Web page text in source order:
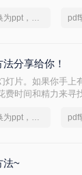
怎么将pdf转换成换为ppt，分享一种简单的方法
分享给你！
灯片。如果你手上
时间和精力来寻
怎么将pdf转换成换为ppt，分享一种简单的方法
法~